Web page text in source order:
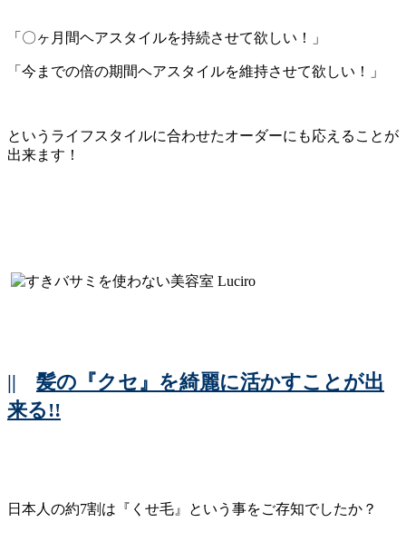
「〇ヶ月間ヘアスタイルを持続させて欲しい！」
「今までの倍の期間ヘアスタイルを維持させて欲しい！」
というライフスタイルに合わせたオーダーにも応えることが
出来ます！
|| 髪の『クセ』を綺麗に活かすことが出
来る!!
日本人の約7割は『くせ毛』という事をご存知でしたか？